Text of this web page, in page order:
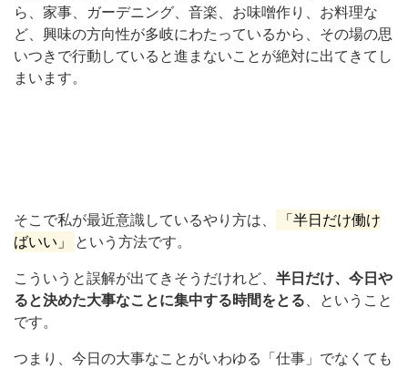
ら、家事、ガーデニング、音楽、お味噌作り、お料理な
ど、興味の方向性が多岐にわたっているから、その場の思
いつきで行動していると進まないことが絶対に出てきてし
まいます。
そこで私が最近意識しているやり方は、
「半日だけ働け
ばいい」
という方法です。
こういうと誤解が出てきそうだけれど、 半日だけ、今日や
ると決めた大事なことに集中する時間をとる 、ということ
です。
つまり、今日の大事なことがいわゆる「仕事」でなくても